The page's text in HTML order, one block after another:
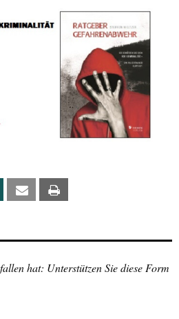
Xing Email
hat: Unterstützen Sie diese Form